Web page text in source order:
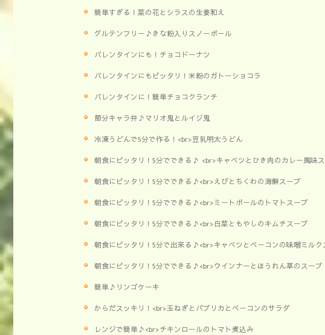
簡単すぎる！菜の花とシラスの生姜和え
グルテンフリー♪きな粉入りスノーボール
バレンタインにも！チョコドーナツ
バレンタインにもピッタリ！米粉のガトーショコラ
バレンタインに！簡単チョコクランチ
節分キャラ弁♪マリオ鬼とルイジ鬼
冷凍うどんで5分で作る！<br>豆乳明太うどん
朝食にピッタリ！5分でできる♪ <br>キャベツとひき肉のカレー風味
朝食にピッタリ！5分でできる♪<br>えびとちくわの海鮮スープ
朝食にピッタリ！5分でできる♪<br>ミートボールのトマトスープ
朝食にピッタリ！5分でできる♪<br>白菜ともやしのキムチスープ
朝食にピッタリ！5分で出来る♪<br>キャベツとベーコンの味噌ミルク
朝食にピッタリ！5分でできる♪<br>ウインナーとほうれん草のスープ
簡単♪リンゴケーキ
からだスッキリ！<br>玉ねぎとパプリカとベーコンのサラダ
レンジで簡単♪<br>チキンロールのトマト煮込み